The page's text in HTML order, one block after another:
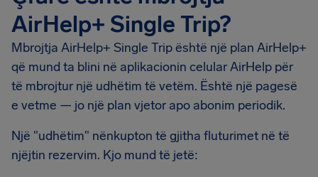
AirHelp+ Single Trip?
Mbrojtja AirHelp+ Single Trip është një plan AirHelp+
që mund ta blini në aplikacionin celular AirHelp për
të mbrojtur një udhëtim të vetëm. Është një pagesë
e vetme — jo një plan vjetor apo abonim periodik.
Një "udhëtim" nënkupton të gjitha fluturimet në të
njëjtin rezervim. Kjo mund të jetë: